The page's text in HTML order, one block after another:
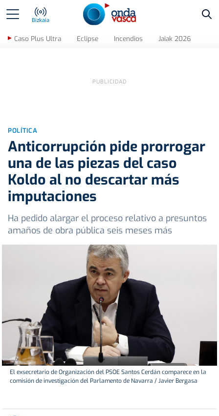
Bizkaia
Caso Plus Ultra Eclipse Incendios Jaiak 2026
POLÍTICA
Anticorrupción pide prorrogar
una de las piezas del caso
Koldo al no descartar más
imputaciones
Ha pedido alargar el proceso relativo a presuntos
amaños de obra pública seis meses más
El exsecretario de Organización del PSOE Santos Cerdán comparece en la
comisión de investigación del Parlamento de Navarra / Javier Bergasa